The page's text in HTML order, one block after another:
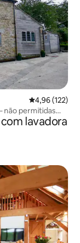
4,96 de uma
4,96 (122)
não permitidas
lavadora